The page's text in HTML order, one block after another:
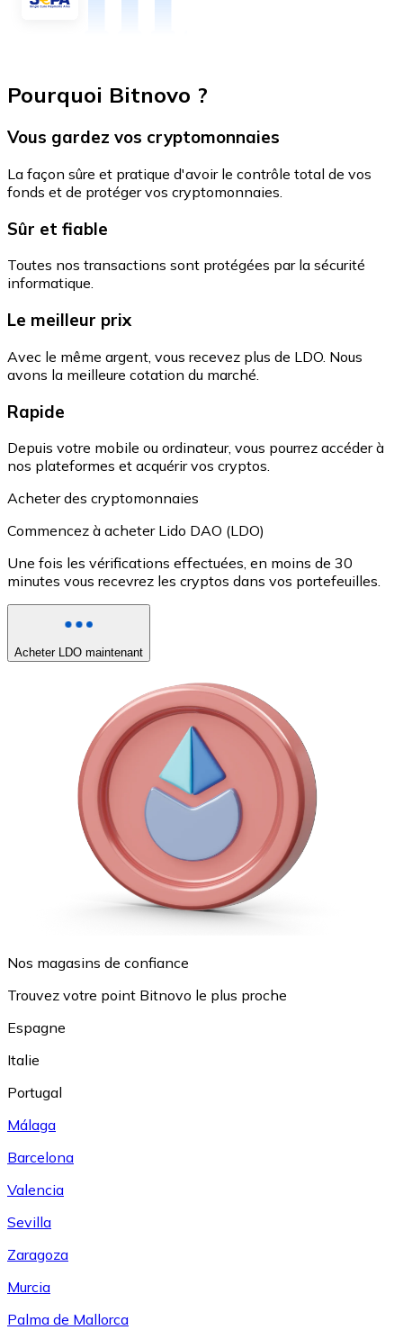
Pourquoi Bitnovo ?
Vous gardez vos cryptomonnaies
La façon sûre et pratique d'avoir le contrôle total de vos
fonds et de protéger vos cryptomonnaies.
Sûr et fiable
Toutes nos transactions sont protégées par la sécurité
informatique.
Le meilleur prix
Avec le même argent, vous recevez plus de LDO. Nous
avons la meilleure cotation du marché.
Rapide
Depuis votre mobile ou ordinateur, vous pourrez accéder à
nos plateformes et acquérir vos cryptos.
Acheter des cryptomonnaies
Commencez à acheter Lido DAO (LDO)
Une fois les vérifications effectuées, en moins de 30
minutes vous recevrez les cryptos dans vos portefeuilles.
Acheter LDO maintenant
Nos magasins de confiance
Trouvez votre point Bitnovo le plus proche
Espagne
Italie
Portugal
Málaga
Barcelona
Valencia
Sevilla
Zaragoza
Murcia
Palma de Mallorca